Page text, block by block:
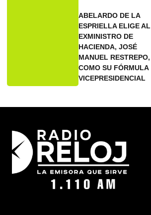
ABELARDO DE LA
ESPRIELLA ELIGE AL
EXMINISTRO DE
HACIENDA, JOSÉ
MANUEL RESTREPO,
COMO SU FÓRMULA
VICEPRESIDENCIAL